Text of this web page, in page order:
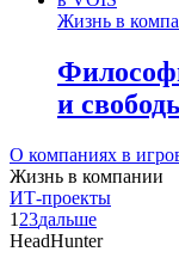
Жизнь в
и
О компаниях в
Жизнь в компании
ИТ-проекты
1 23дальше
HeadHunter